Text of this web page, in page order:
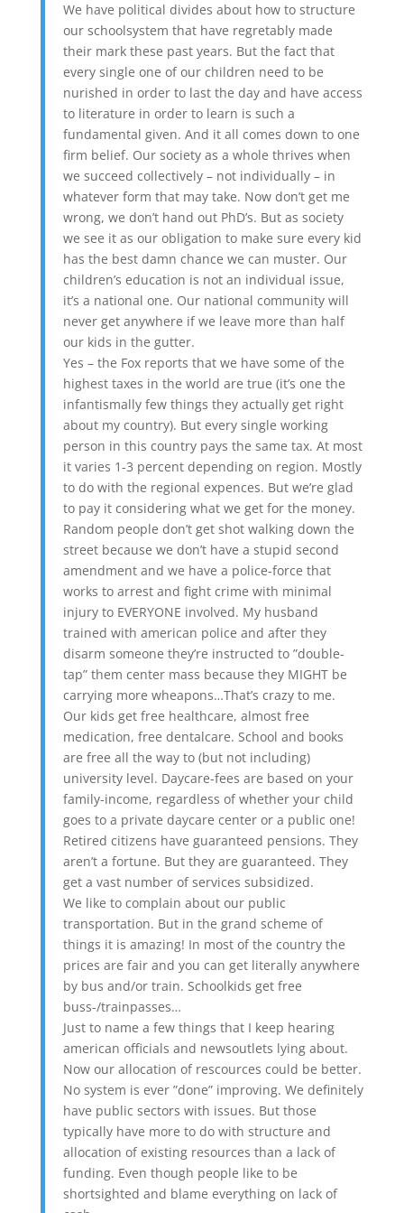
We have political divides about how to structure
our schoolsystem that have regretably made
their mark these past years. But the fact that
every single one of our children need to be
nurished in order to last the day and have access
to literature in order to learn is such a
fundamental given. And it all comes down to one
firm belief. Our society as a whole thrives when
we succeed collectively – not individually – in
whatever form that may take. Now don’t get me
wrong, we don’t hand out PhD’s. But as society
we see it as our obligation to make sure every kid
has the best damn chance we can muster. Our
children’s education is not an individual issue,
it’s a national one. Our national community will
never get anywhere if we leave more than half
our kids in the gutter.
Yes – the Fox reports that we have some of the
highest taxes in the world are true (it’s one the
infantismally few things they actually get right
about my country). But every single working
person in this country pays the same tax. At most
it varies 1-3 percent depending on region. Mostly
to do with the regional expences. But we’re glad
to pay it considering what we get for the money.
Random people don’t get shot walking down the
street because we don’t have a stupid second
amendment and we have a police-force that
works to arrest and fight crime with minimal
injury to EVERYONE involved. My husband
trained with american police and after they
disarm someone they’re instructed to ”double-
tap” them center mass because they MIGHT be
carrying more wheapons…That’s crazy to me.
Our kids get free healthcare, almost free
medication, free dentalcare. School and books
are free all the way to (but not including)
university level. Daycare-fees are based on your
family-income, regardless of whether your child
goes to a private daycare center or a public one!
Retired citizens have guaranteed pensions. They
aren’t a fortune. But they are guaranteed. They
get a vast number of services subsidized.
We like to complain about our public
transportation. But in the grand scheme of
things it is amazing! In most of the country the
prices are fair and you can get literally anywhere
by bus and/or train. Schoolkids get free
buss-/trainpasses…
Just to name a few things that I keep hearing
american officials and newsoutlets lying about.
Now our allocation of rescources could be better.
No system is ever ”done” improving. We definitely
have public sectors with issues. But those
typically have more to do with structure and
allocation of existing resources than a lack of
funding. Even though people like to be
shortsighted and blame everything on lack of